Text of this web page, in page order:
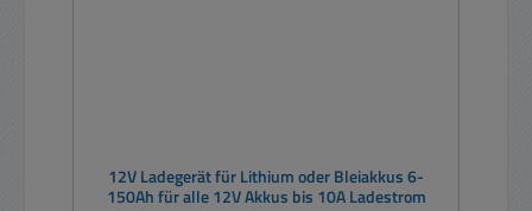
12V Ladegerät für Lithium oder Bleiakkus 6-
150Ah für alle 12V Akkus bis 10A Ladestrom